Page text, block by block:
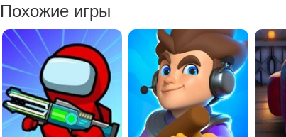
Похожие игры